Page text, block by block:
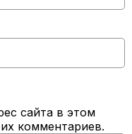
сайта в этом
комментариев.